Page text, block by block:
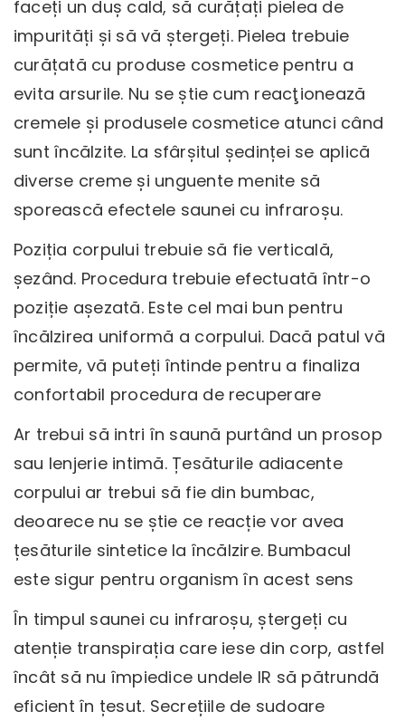
faceți un duș cald, să curățați pielea de
impurități și să vă ștergeți. Pielea trebuie
curățată cu produse cosmetice pentru a
evita arsurile. Nu se știe cum reacţionează
cremele și produsele cosmetice atunci când
sunt încălzite. La sfârșitul ședinței se aplică
diverse creme și unguente menite să
sporească efectele saunei cu infraroșu.
Poziția corpului trebuie să fie verticală,
șezând. Procedura trebuie efectuată într-o
poziție așezată. Este cel mai bun pentru
încălzirea uniformă a corpului. Dacă patul vă
permite, vă puteți întinde pentru a finaliza
confortabil procedura de recuperare
Ar trebui să intri în saună purtând un prosop
sau lenjerie intimă. Țesăturile adiacente
corpului ar trebui să fie din bumbac,
deoarece nu se știe ce reacție vor avea
țesăturile sintetice la încălzire. Bumbacul
este sigur pentru organism în acest sens
În timpul saunei cu infraroșu, ștergeți cu
atenție transpirația care iese din corp, astfel
încât să nu împiedice undele IR să pătrundă
eficient în țesut. Secrețiile de sudoare